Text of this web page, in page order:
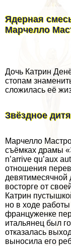
Ядерная
Марчелло
Дочь Катрин
стопам
сложилась её
Звёздное дитя
Марчелло
съёмках драмы
n’arrive qu’aux
отношения
восторге от
Катрин
но в ходе
француженке
итальянец был
отказалась
выносила его